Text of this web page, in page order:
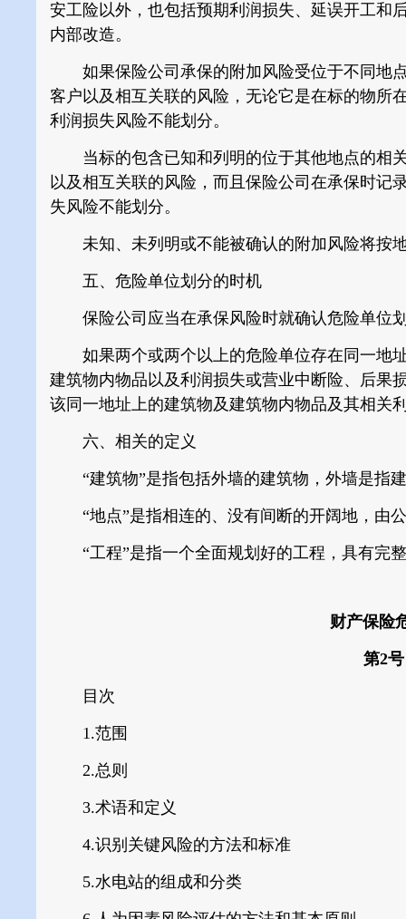
安工险以外，也包括预期利润损失、延误开工和
内部改造。
如果保险公司承保的附加风险受位于不同地
客户以及相互关联的风险，无论它是在标的物所
利润损失风险不能划分。
当标的包含已知和列明的位于其他地点的相
以及相互关联的风险，而且保险公司在承保时记
失风险不能划分。
未知、未列明或不能被确认的附加风险将按
五、危险单位划分的时机
保险公司应当在承保风险时就确认危险单位
如果两个或两个以上的危险单位存在同一地
建筑物内物品以及利润损失或营业中断险、后果
该同一地址上的建筑物及建筑物内物品及其相关
六、相关的定义
“建筑物”是指包括外墙的建筑物，外墙是指
“地点”是指相连的、没有间断的开阔地，由
“工程”是指一个全面规划好的工程，具有完
财产保险
第2号
目次
1.范围
2.总则
3.术语和定义
4.识别关键风险的方法和标准
5.水电站的组成和分类